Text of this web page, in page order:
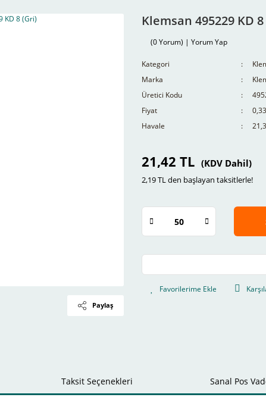
Paylaş
Klemsan 495229 KD
(0 Yorum) | Yorum Yap
Kategori
Marka
Üretici Kodu
Fiyat
Havale
21,42 TL (KDV Dahil)
2,19 TL den başlayan taksitlerle!
Taksit Seçenekleri Sanal Pos